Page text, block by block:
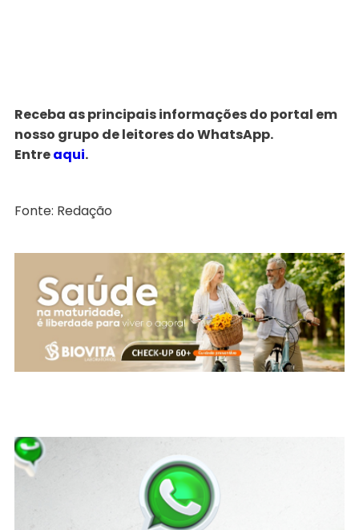
Receba as principais informações do portal em
nosso grupo de leitores do WhatsApp.
Entreaqui.
Fonte: Redação